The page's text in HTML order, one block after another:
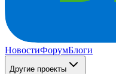
НовостиФорумБлоги
Другие проекты